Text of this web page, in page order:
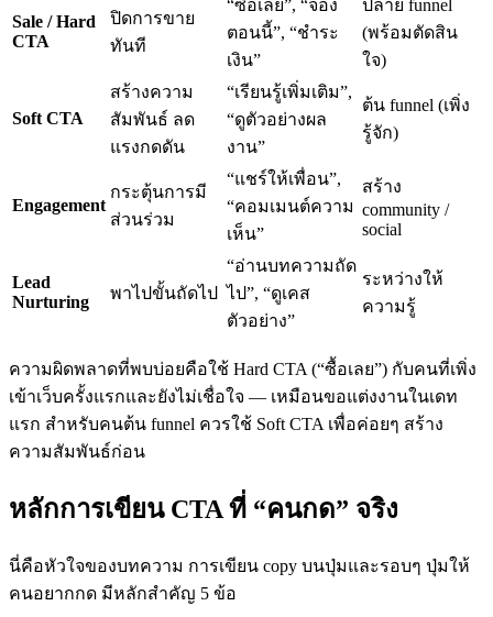
Sale / Hard
CTA
ปิดการขาย
ทันที
“ซื้อเลย”, “จอง
ตอนนี้”, “ชำระ
เงิน”
ปลาย funnel
(พร้อมตัดสิน
ใจ)
Soft CTA
สร้างความ
สัมพันธ์ ลด
แรงกดดัน
“เรียนรู้เพิ่มเติม”,
“ดูตัวอย่างผล
งาน”
ต้น funnel (เพิ่ง
รู้จัก)
Engagement
กระตุ้นการมี
ส่วนร่วม
“แชร์ให้เพื่อน”,
“คอมเมนต์ความ
เห็น”
สร้าง
community /
social
Lead
Nurturing
พาไปขั้นถัดไป
“อ่านบทความถัด
ไป”, “ดูเคส
ตัวอย่าง”
ระหว่างให้
ความรู้
ความผิดพลาดที่พบบ่อยคือใช้ Hard CTA (“ซื้อเลย”) กับคนที่เพิ่ง
เข้าเว็บครั้งแรกและยังไม่เชื่อใจ — เหมือนขอแต่งงานในเดท
แรก สำหรับคนต้น funnel ควรใช้ Soft CTA เพื่อค่อยๆ สร้าง
ความสัมพันธ์ก่อน
หลักการเขียน CTA ที่ “คนกด” จริง
นี่คือหัวใจของบทความ การเขียน copy บนปุ่มและรอบๆ ปุ่มให้
คนอยากกด มีหลักสำคัญ 5 ข้อ